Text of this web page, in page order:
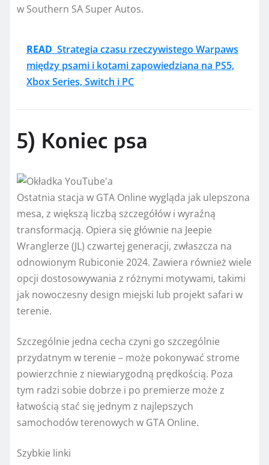
w Southern SA Super Autos.
READ Strategia czasu rzeczywistego Warpaws
między psami i kotami zapowiedziana na PS5,
Xbox Series, Switch i PC
5) Koniec psa
Ostatnia stacja w GTA Online wygląda jak ulepszona
mesa, z większą liczbą szczegółów i wyraźną
transformacją. Opiera się głównie na Jeepie
Wranglerze (JL) czwartej generacji, zwłaszcza na
odnowionym Rubiconie 2024. Zawiera również wiele
opcji dostosowywania z różnymi motywami, takimi
jak nowoczesny design miejski lub projekt safari w
terenie.
Szczególnie jedna cecha czyni go szczególnie
przydatnym w terenie – może pokonywać strome
powierzchnie z niewiarygodną prędkością. Poza
tym radzi sobie dobrze i po premierze może z
łatwością stać się jednym z najlepszych
samochodów terenowych w GTA Online.
Szybkie linki